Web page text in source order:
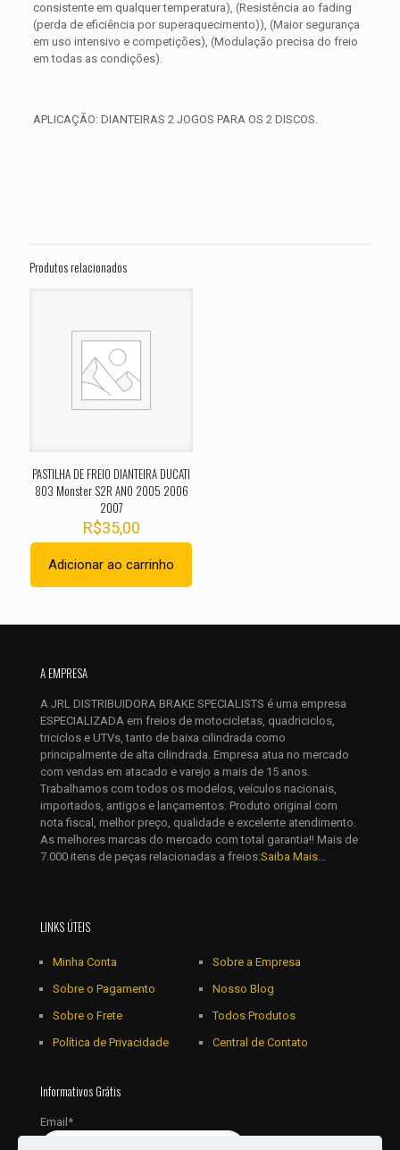
consistente em qualquer temperatura), (Resistência ao fading
(perda de eficiência por superaquecimento)), (Maior segurança
em uso intensivo e competições), (Modulação precisa do freio
em todas as condições).
APLICAÇÃO: DIANTEIRAS 2 JOGOS PARA OS 2 DISCOS.
12R ZX12 1200 ANO 2004 2005 2006”
obrigatórios são marcados com
Sua avaliação
1 de 5
2 de 5
Salvar meus dados neste navegador para a próxima vez que
eu comentar.
Produtos relacionados
PASTILHA DE FREIO DIANTEIRA DUCATI
803 Monster S2R ANO 2005 2006
2007
R$35,00
Adicionar ao carrinho
A EMPRESA
A JRL DISTRIBUIDORA BRAKE SPECIALISTS é uma empresa
ESPECIALIZADA em freios de motocicletas, quadriciclos,
triciclos e UTVs, tanto de baixa cilindrada como
principalmente de alta cilindrada. Empresa atua no mercado
com vendas em atacado e varejo a mais de 15 anos.
Trabalhamos com todos os modelos, veículos nacionais,
importados, antigos e lançamentos. Produto original com
nota fiscal, melhor preço, qualidade e excelente atendimento.
As melhores marcas do mercado com total garantia!! Mais de
7.000 itens de peças relacionadas a freios:Saiba Mais...
LINKS ÚTEIS
Minha Conta
Sobre o Pagamento
Sobre o Frete
Política de Privacidade
Sobre a Empresa
Nosso Blog
Todos Produtos
Central de Contato
Informativos Grátis
Email*